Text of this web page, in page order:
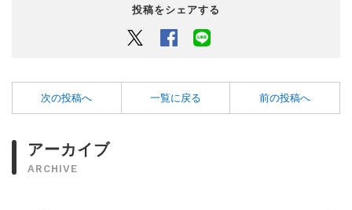
投稿をシェアする
Twitter Facebook
次の投稿へ 一覧に戻る 前の投稿へ
アーカイブ
ARCHIVE